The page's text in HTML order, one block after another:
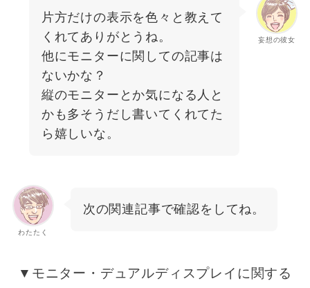
妄想の彼女
片方だけの表示を色々と教えて
くれてありがとうね。
他にモニターに関しての記事は
ないかな？
縦のモニターとか気になる人と
かも多そうだし書いてくれてた
ら嬉しいな。
わたたく
次の関連記事で確認をしてね。
▼モニター・デュアルディスプレイに関する